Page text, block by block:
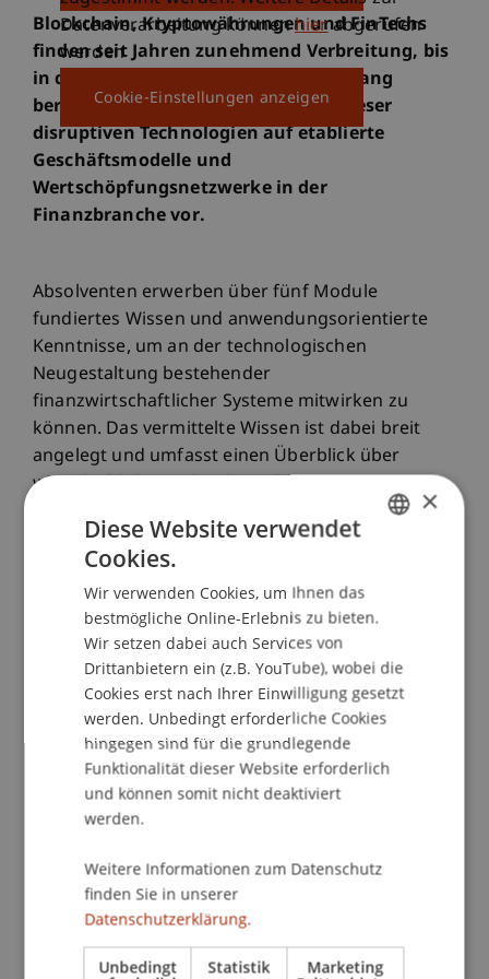
Datenverarbeitung könnenhierabgerufen
werden
Cookie-Einstellungen anzeigen
Blockchain, Kryptowährungen und FinTechs
finden seit Jahren zunehmend Verbreitung, bis
in den Alltag hinein. Dieser Studiengang
bereitet Sie auf die Auswirkungen dieser
disruptiven Technologien auf etablierte
Geschäftsmodelle und
Wertschöpfungsnetzwerke in der
Finanzbranche vor.
Absolventen erwerben über fünf Module
fundiertes Wissen und anwendungsorientierte
Kenntnisse, um an der technologischen
Neugestaltung bestehender
finanzwirtschaftlicher Systeme mitwirken zu
können. Das vermittelte Wissen ist dabei breit
angelegt und umfasst einen Überblick über
wirtschaftliche, technologische, rechtliche und
1 – Grundlagen der Blockchain
2 – Tokenisierung
3 – Rechtliche und steuerliche Aspekte
4 – Innovationsmotor FinTech und Künstliche
Intelligenz
5 – Decentralized Finance & Asset
Abschlussarbeit
×
Diese Website verwendet
Cookies.
Wir verwenden Cookies, um Ihnen das
bestmögliche Online-Erlebnis zu bieten.
Wir setzen dabei auch Services von
Drittanbietern ein (z.B. YouTube), wobei die
Cookies erst nach Ihrer Einwilligung gesetzt
werden. Unbedingt erforderliche Cookies
hingegen sind für die grundlegende
Funktionalität dieser Website erforderlich
und können somit nicht deaktiviert
werden.
Weitere Informationen zum Datenschutz
finden Sie in unserer
Datenschutzerklärung.
Unbedingt Statistik Marketing